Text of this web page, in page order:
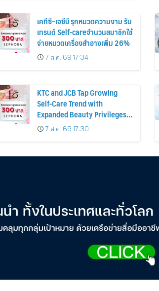
เคทีซี–เจซีบี รุกหมวดความงาม รับ
เทรนด์ Self-careจำนวนสมาชิกใช้
จ่ายหมวดเครื่องสำอางเพิ่ม 26%
7 ส.ค. 69 17:34
KTC and JCB Tap Growing
Self-Care Trend with
Expanded Beauty Privileges
Number of KTC JCB
Cardmembers Spending on
7 ส.ค. 69 17:30